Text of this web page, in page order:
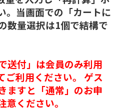
。当画面での「カートに
数量選択は1個で結構で
送付」は会員のみ利用
ご利用ください。 ゲス
ますと「通常」のお申
ください。